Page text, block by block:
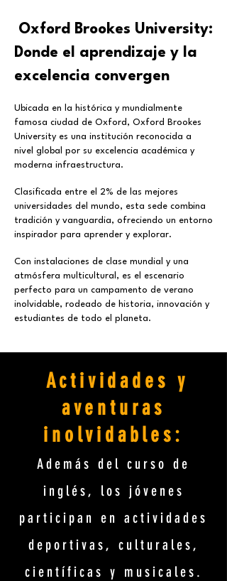
Oxford Brookes University:
Donde el aprendizaje y la
excelencia convergen
Ubicada en la histórica y mundialmente
famosa ciudad de Oxford, Oxford Brookes
University es una institución reconocida a
nivel global por su excelencia académica y
moderna infraestructura.
Clasificada entre el 2% de las mejores
universidades del mundo, esta sede combina
tradición y vanguardia, ofreciendo un entorno
inspirador para aprender y explorar.
Con instalaciones de clase mundial y una
atmósfera multicultural, es el escenario
perfecto para un campamento de verano
inolvidable, rodeado de historia, innovación y
estudiantes de todo el planeta.
Actividades y
aventuras
inolvidables:
Además del curso de
inglés, los jóvenes
participan en actividades
deportivas, culturales,
científicas y musicales.